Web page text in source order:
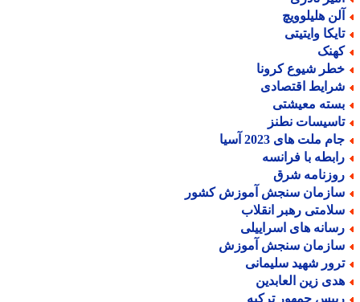
هلیلوویچ
وایتیتی
شیوع کرونا
اقتصادی
معیشتی
نطنز
ملت های 2023 آسیا
با فرانسه
شرق
سنجش آموزش کشور
رهبر انقلاب
های اسراییلی
سنجش آموزش
شهید سلیمانی
زین العابدین
جمهور ترکیه